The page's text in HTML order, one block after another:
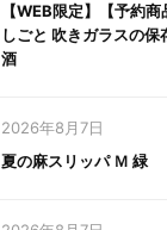
【WEB限定】【予約
しごと 吹きガラスの
酒
2026年8月7日
夏の麻スリッパ Ｍ 緑